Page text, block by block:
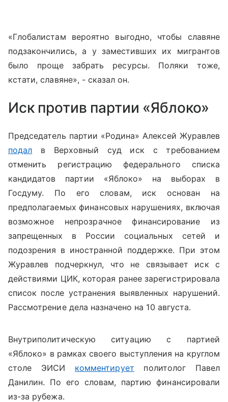
«Глобалистам вероятно выгодно, чтобы славяне
подзакончились, а у заместивших их мигрантов
было проще забрать ресурсы. Поляки тоже,
кстати, славяне», - сказал он.
Иск против партии «Яблоко»
Председатель партии «Родина» Алексей Журавлев
подал в Верховный суд иск с требованием
отменить регистрацию федерального списка
кандидатов партии «Яблоко» на выборах в
Госдуму. По его словам, иск основан на
предполагаемых финансовых нарушениях, включая
возможное непрозрачное финансирование из
запрещенных в России социальных сетей и
подозрения в иностранной поддержке. При этом
Журавлев подчеркнул, что не связывает иск с
действиями ЦИК, которая ранее зарегистрировала
список после устранения выявленных нарушений.
Рассмотрение дела назначено на 10 августа.
Внутриполитическую ситуацию с партией
«Яблоко» в рамках своего выступления на круглом
столе ЭИСИ комментирует
политолог Павел
Данилин. По его словам, партию финансировали
из-за рубежа.